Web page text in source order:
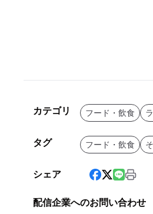
カテゴリ フード・飲食
タグ フード・飲食
シェア
配信企業へのお問い合わせ